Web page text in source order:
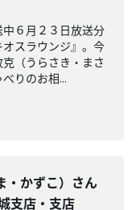
６月２３日放送分
スラウンジ』。今
（うらさき・まさ
りのお相...
・かずこ）さん
支店・支店